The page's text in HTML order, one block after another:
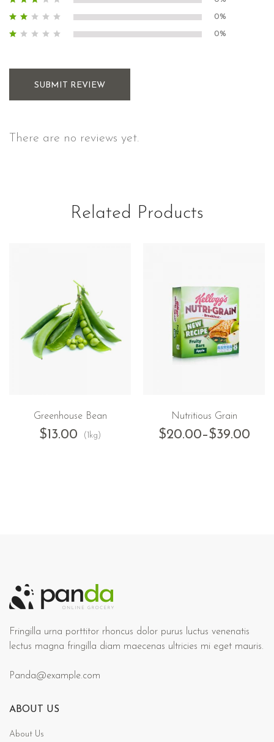
0%
0%
SUBMIT REVIEW
There are no reviews yet.
Related Products
Greenhouse Bean
$13.00 (1kg)
Nutritious Grain
$20.00–$39.00
Fringilla urna porttitor rhoncus dolor purus luctus venenatis
lectus magna fringilla diam maecenas ultricies mi eget mauris.
Panda@example.com
ABOUT US
About Us